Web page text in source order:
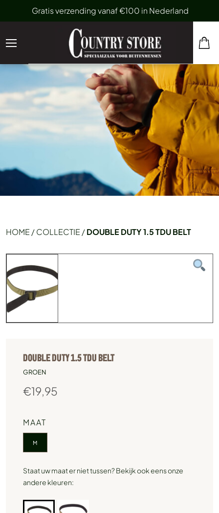
Gratis verzending vanaf €100 in Nederland
HOME /COLLECTIE /DOUBLE DUTY 1.5 TDU BELT
DOUBLE DUTY 1.5 TDU BELT
GROEN
€19,95
MAAT
M
Staat uw maat er niet tussen? Bekijk ook eens onze
andere kleuren: